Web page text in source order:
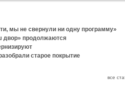
мы не свернули ни одну программу»
двор» продолжаются
старое покрытие
все